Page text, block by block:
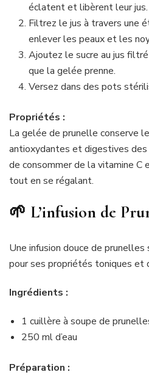
éclatent et libèrent leur jus.
Filtrez le jus à travers une
enlever les peaux et les
Ajoutez le sucre au jus
que la gelée prenne.
Versez dans des pots
Propriétés :
La gelée de prunelle conserve
antioxydantes et digestives des
de consommer de la vitamine C
tout en se régalant.
🌱 L’infusion de
Une infusion douce de
pour ses propriétés toniques et
Ingrédients :
1 cuillère à soupe de
250 ml d’eau
Préparation :